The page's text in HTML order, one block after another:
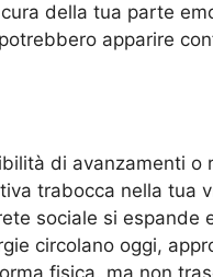
della tua parte
apparire
di avanzamenti
trabocca nella tua
sociale si
circolano oggi,
fisica, ma non